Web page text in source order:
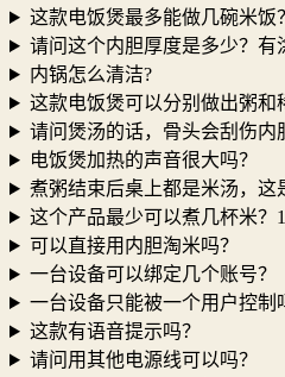
这款电饭煲最多能做几碗米饭
请问这个内胆厚度是多少？有
内锅怎么清洁?
这款电饭煲可以分别做出粥和
请问煲汤的话，骨头会刮伤内
电饭煲加热的声音很大吗？
煮粥结束后桌上都是米汤，这
这个产品最少可以煮几杯米？
可以直接用内胆淘米吗？
一台设备可以绑定几个账号？
一台设备只能被一个用户控制
这款有语音提示吗？
请问用其他电源线可以吗？